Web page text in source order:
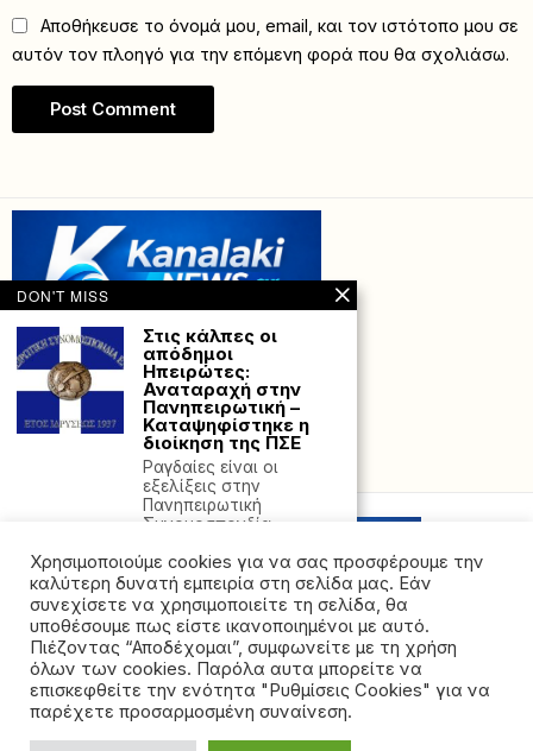
Αποθήκευσε το όνομά μου, email, και τον ιστότοπο μου σε
αυτόν τον πλοηγό για την επόμενη φορά που θα σχολιάσω.
by Hostville”)
©2026 - All rights reserved. Απαγορεύεται ρητά η
αναδημοσίευση χωρίς προηγούμενη έγγραφη άδεια
Χρησιμοποιούμε cookies για να σας προσφέρουμε την
καλύτερη δυνατή εμπειρία στη σελίδα μας. Εάν
συνεχίσετε να χρησιμοποιείτε τη σελίδα, θα
υποθέσουμε πως είστε ικανοποιημένοι με αυτό.
Πιέζοντας “Αποδέχομαι”, συμφωνείτε με τη χρήση
όλων των cookies. Παρόλα αυτα μπορείτε να
επισκεφθείτε την ενότητα "Ρυθμίσεις Cookies" για να
παρέχετε προσαρμοσμένη συναίνεση.
DON'T MISS
Στις κάλπες οι
απόδημοι
Ηπειρώτες:
Αναταραχή στην
Πανηπειρωτική –
Καταψηφίστηκε η
διοίκηση της ΠΣΕ
Ραγδαίες είναι οι
εξελίξεις στην
Πανηπειρωτική
Συνομοσπονδία
Μεγάλη επιχείρηση
της ΕΛ.ΑΣ. στην
Κρήτη για
εξάρθρωση
εγκληματικής
οργάνωσης
Μεγάλη αστυνομική
επιχείρηση βρίσκεται σε